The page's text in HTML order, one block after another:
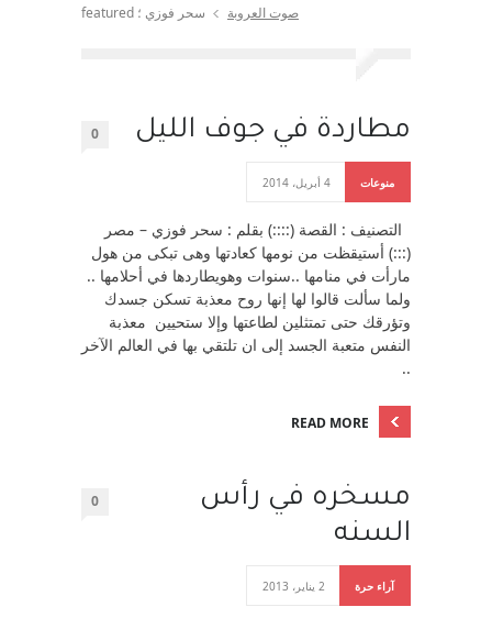
صوت العروبة سحر فوزي ؛ featured
مطاردة في جوف الليل 0
منوعات 4 أبريل، 2014
التصنيف : القصة (::::) بقلم : سحر فوزي – مصر
(:::) أستيقظت من نومها كعادتها وهى تبكى من هول
مارأت في منامها ..سنوات وهويطاردها في أحلامها ..
ولما سألت قالوا لها إنها روح معذبة تسكن جسدك
وتؤرقك حتى تمتثلين لطاعتها وإلا ستحيين معذبة
النفس متعبة الجسد إلى ان تلتقي بها في العالم الآخر
..
READ MORE
مسخره في رأس
السنه
0
آراء حرة 2 يناير، 2013